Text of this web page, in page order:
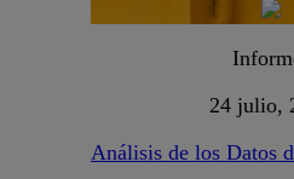
24 julio,
Análisis de los Datos